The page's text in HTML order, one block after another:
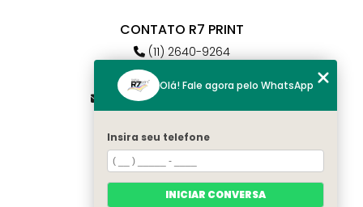
CONTATO R7 PRINT
(11) 2640-9264
(11) 98784-6664
atendimento@r7print.com.br
MENU
Home
Quem somos
Olá! Fale agora pelo WhatsApp
Insira seu telefone
INICIAR CONVERSA